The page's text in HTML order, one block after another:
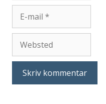
mail